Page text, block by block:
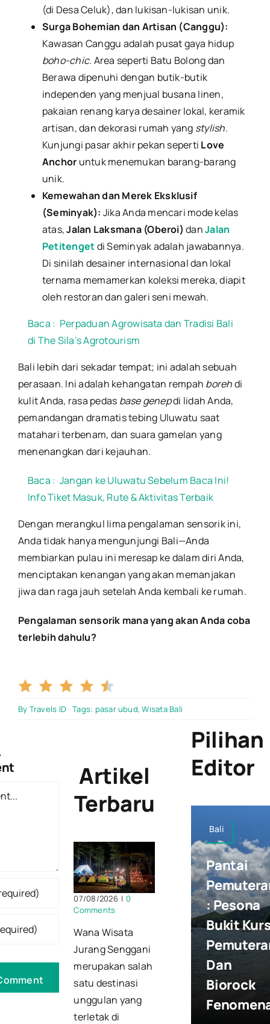
(di Desa Celuk), dan lukisan-lukisan unik.
Surga Bohemian dan Artisan (Canggu):
Kawasan Canggu adalah pusat gaya hidup
boho-chic. Area seperti Batu Bolong dan
Berawa dipenuhi dengan butik-butik
independen yang menjual busana linen,
pakaian renang karya desainer lokal, keramik
artisan, dan dekorasi rumah yang stylish.
Kunjungi pasar akhir pekan seperti Love
Anchor untuk menemukan barang-barang
unik.
Kemewahan dan Merek Eksklusif
(Seminyak): Jika Anda mencari mode kelas
atas,Jalan Laksmana (Oberoi) danJalan
Petitengetdi Seminyak adalah jawabannya.
Di sinilah desainer internasional dan lokal
ternama memamerkan koleksi mereka, diapit
oleh restoran dan galeri seni mewah.
Baca : Perpaduan Agrowisata dan Tradisi Bali
di The Sila’s Agrotourism
Bali lebih dari sekadar tempat; ini adalah sebuah
perasaan. Ini adalah kehangatan rempah borehdi
kulit Anda, rasa pedas base genepdi lidah Anda,
pemandangan dramatis tebing Uluwatu saat
matahari terbenam, dan suara gamelan yang
menenangkan dari kejauhan.
Baca : Jangan ke Uluwatu Sebelum Baca Ini!
Info Tiket Masuk, Rute & Aktivitas Terbaik
Dengan merangkul lima pengalaman sensorik ini,
Anda tidak hanya mengunjungi Bali—Anda
membiarkan pulau ini meresap ke dalam diri Anda,
menciptakan kenangan yang akan memanjakan
jiwa dan raga jauh setelah Anda kembali ke rumah.
Pengalaman sensorik mana yang akan Anda coba
terlebih dahulu?
4.5/5
By Travels ID Tags: pasar ubud,Wisata Bali
Artikel
Terbaru
07/08/2026 | 0
Comments
Wana Wisata
Jurang Senggani
merupakan salah
satu destinasi
unggulan yang
terletak di
Pilihan
Editor
Bali
Pantai
: Pesona
Bukit
Dan
Biorock